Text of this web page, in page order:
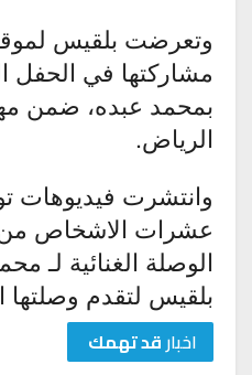
وتعرضت بلقيس
مشاركتها في الحفل
بمحمد عبده، ضمن
الرياض.
وانتشرت فيديوهات
عشرات الاشخاص من
الوصلة الغنائية لـ
بلقيس لتقدم وصلتها
اخبارقد تهمك